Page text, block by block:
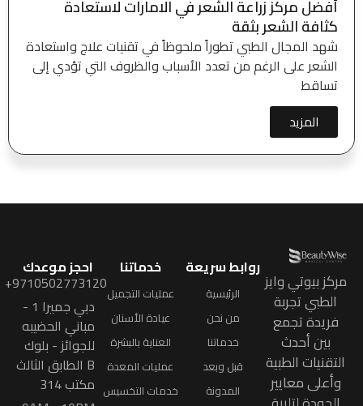
أفضل مركز زراعة الشعر في الامارات لاستعادة
كثافة الشعر بثقة
شهد المجال الطبي تطوراً ملحوظاً في تقنيات علاج واستعادة
الشعر على الرغم من تعدد الأسباب والظروف التي تؤدي إلى
تساقط
المزيد
مركز بيوتي وايز
الطبي تجربة
فريدة تجمع
بين أحدث
التقنيات الطبية
وأعلى معايير
روابط سريعة
الرئيسية
من نحن
خدماتنا
قبل وبعد
المدونة
خدماتنا
عمليات التجميل
عيادة الأسنان
العناية بالبشرة
عمليات المعدة
خدمات التخسيس
احجز موعدك
9710502773120+
دبي جميرا 1 -
مباني الحضيبه
للجوائز - بلوك
B الطابق الثالث
مكتب 314